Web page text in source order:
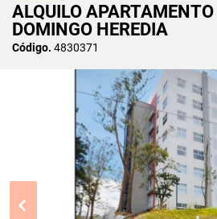
ALQUILO
DOMINGO HEREDIA
Código. 4830371